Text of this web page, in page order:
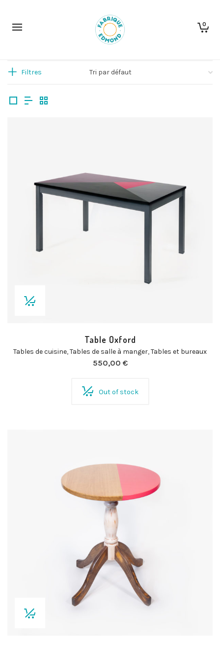
0
Filtres
Table Oxford
Tables de cuisine,Tables de salle à manger,Tables et bureaux
550,00 €
Out of stock